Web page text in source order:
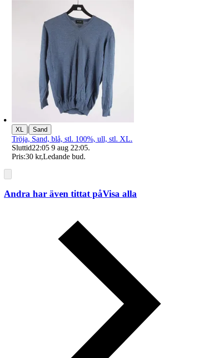
XL | Sand
Tröja, Sand, blå, stl. 100%, ull, stl. XL.
Sluttid22:05 9 aug 22:05.
Pris:30 kr,Ledande bud.
Andra har även tittat påVisa alla